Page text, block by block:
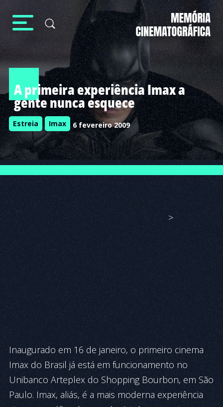
A primeira experiência Imax a
gente nunca esquece
Estreia Imax 6 fevereiro 2009
>
Inaugurado em 16 de janeiro, o primeiro cinema
Imax do Brasil já está em funcionamento no
Unibanco Arteplex do Shopping Bourbon, em São
Paulo. Imax, aliás, é a mais moderna experiência